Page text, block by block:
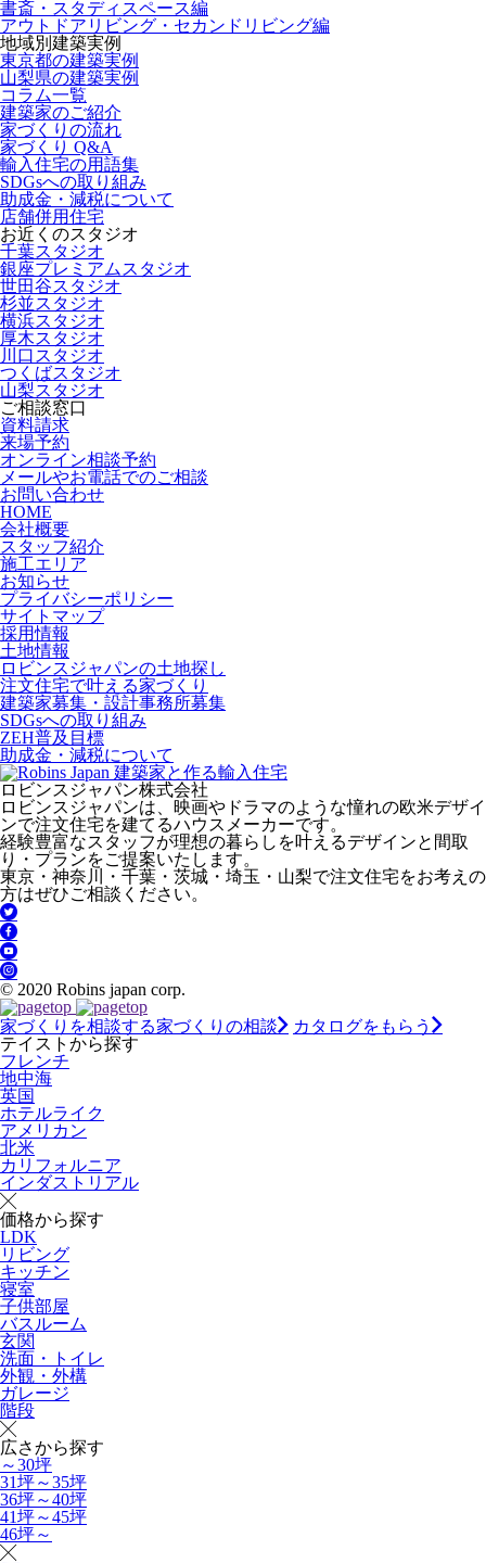
書斎・スタディスペース編
アウトドアリビング・セカンドリビング編
地域別建築実例
東京都の建築実例
山梨県の建築実例
コラム一覧
建築家のご紹介
家づくりの流れ
家づくり Q&A
輸入住宅の用語集
SDGsへの取り組み
助成金・減税について
店舗併用住宅
お近くのスタジオ
千葉スタジオ
銀座プレミアムスタジオ
世田谷スタジオ
杉並スタジオ
横浜スタジオ
厚木スタジオ
川口スタジオ
つくばスタジオ
山梨スタジオ
ご相談窓口
資料請求
来場予約
オンライン相談予約
メールやお電話でのご相談
お問い合わせ
HOME
会社概要
スタッフ紹介
施工エリア
お知らせ
プライバシーポリシー
サイトマップ
採用情報
土地情報
ロビンスジャパンの土地探し
注文住宅で叶える家づくり
建築家募集・設計事務所募集
SDGsへの取り組み
ZEH普及目標
助成金・減税について
ロビンスジャパン株式会社
ロビンスジャパンは、映画やドラマのような憧れの欧米デザイ
ンで注文住宅を建てるハウスメーカーです。
経験豊富なスタッフが理想の暮らしを叶えるデザインと間取
り・プランをご提案いたします。
東京・神奈川・千葉・茨城・埼玉・山梨で注文住宅をお考えの
方はぜひご相談ください。
© 2020 Robins japan corp.
家づくりを相談する家づくりの相談
カタログをもらう
テイストから探す
フレンチ
地中海
英国
ホテルライク
アメリカン
北米
カリフォルニア
インダストリアル
価格から探す
LDK
リビング
キッチン
寝室
子供部屋
バスルーム
玄関
洗面・トイレ
外観・外構
ガレージ
階段
広さから探す
～30坪
31坪～35坪
36坪～40坪
41坪～45坪
46坪～